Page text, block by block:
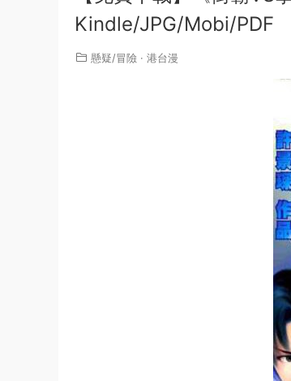
Kindle/JPG/Mobi/PDF
懸疑/冒險 · 港台漫